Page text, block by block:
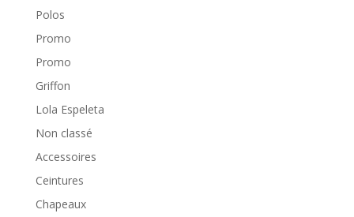
Polos
Promo
Promo
Griffon
Lola Espeleta
Non classé
Accessoires
Ceintures
Chapeaux